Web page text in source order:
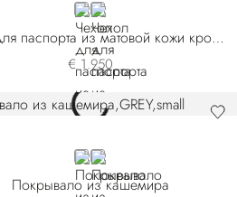
BROWN
BLACK
Чехол для паспорта из матовой кожи крокодила
€ 1.950
GREYGREEN
Покрывало из кашемира